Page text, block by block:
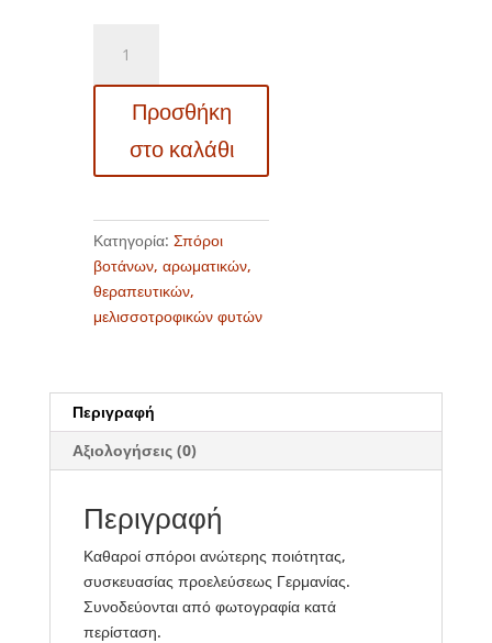
Mentha
piperita
Μέντα
ποσότητα
Προσθήκη
στο καλάθι
Κατηγορία: Σπόροι
βοτάνων, αρωματικών,
θεραπευτικών,
μελισσοτροφικών φυτών
Περιγραφή
Αξιολογήσεις (0)
Περιγραφή
Καθαροί σπόροι ανώτερης ποιότητας,
συσκευασίας προελεύσεως Γερμανίας.
Συνοδεύονται από φωτογραφία κατά
περίσταση.